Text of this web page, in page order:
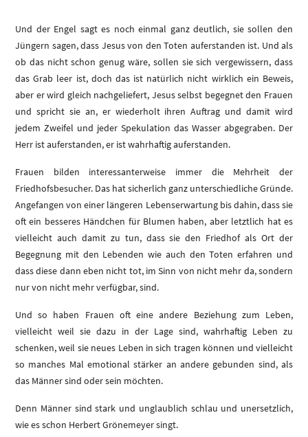
Und der Engel sagt es noch einmal ganz deutlich, sie sollen den
Jüngern sagen, dass Jesus von den Toten auferstanden ist. Und als
ob das nicht schon genug wäre, sollen sie sich vergewissern, dass
das Grab leer ist, doch das ist natürlich nicht wirklich ein Beweis,
aber er wird gleich nachgeliefert, Jesus selbst begegnet den Frauen
und spricht sie an, er wiederholt ihren Auftrag und damit wird
jedem Zweifel und jeder Spekulation das Wasser abgegraben. Der
Herr ist auferstanden, er ist wahrhaftig auferstanden.
Frauen bilden interessanterweise immer die Mehrheit der
Friedhofsbesucher. Das hat sicherlich ganz unterschiedliche Gründe.
Angefangen von einer längeren Lebenserwartung bis dahin, dass sie
oft ein besseres Händchen für Blumen haben, aber letztlich hat es
vielleicht auch damit zu tun, dass sie den Friedhof als Ort der
Begegnung mit den Lebenden wie auch den Toten erfahren und
dass diese dann eben nicht tot, im Sinn von nicht mehr da, sondern
nur von nicht mehr verfügbar, sind.
Und so haben Frauen oft eine andere Beziehung zum Leben,
vielleicht weil sie dazu in der Lage sind, wahrhaftig Leben zu
schenken, weil sie neues Leben in sich tragen können und vielleicht
so manches Mal emotional stärker an andere gebunden sind, als
das Männer sind oder sein möchten.
Denn Männer sind stark und unglaublich schlau und unersetzlich,
wie es schon Herbert Grönemeyer singt.